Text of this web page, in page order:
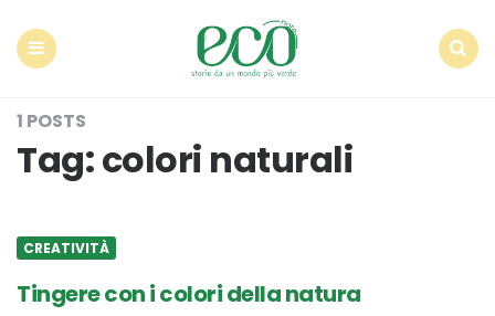
1 POSTS
Tag:colori naturali
CREATIVITÀ
Tingere con i colori della natura